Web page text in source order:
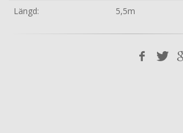
Längd:
5,5m